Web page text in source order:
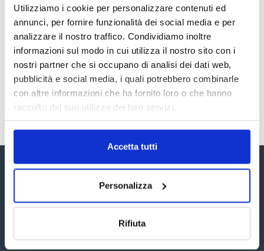
Utilizziamo i cookie per personalizzare contenuti ed
annunci, per fornire funzionalità dei social media e per
analizzare il nostro traffico. Condividiamo inoltre
informazioni sul modo in cui utilizza il nostro sito con i
nostri partner che si occupano di analisi dei dati web,
pubblicità e social media, i quali potrebbero combinarle
con altre informazioni che ha fornito loro o che hanno
raccolto dal suo utilizzo dei loro servizi.
Accetta tutti
Personalizza
Rifiuta
PREMI 2025. I TOP TEN
30 Giugno 2026
TUTTI GLI ARTICOLI DEL MESE
Assinform Editore
Chi siamo
Collabora con noi